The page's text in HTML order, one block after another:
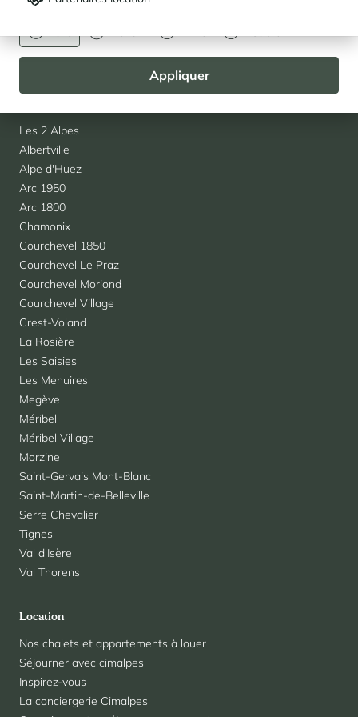
Appliquer
Partenaires
Team Cimalpes
Les 2 Alpes
Albertville
Alpe d'Huez
Arc 1950
Arc 1800
Chamonix
Courchevel 1850
Courchevel Le Praz
Courchevel Moriond
Courchevel Village
Crest-Voland
La Rosière
Les Saisies
Les Menuires
Megève
Méribel
Méribel Village
Morzine
Saint-Gervais Mont-Blanc
Saint-Martin-de-Belleville
Serre Chevalier
Tignes
Val d'Isère
Val Thorens
Location
Nos chalets et appartements à louer
Séjourner avec cimalpes
Inspirez-vous
La conciergerie Cimalpes